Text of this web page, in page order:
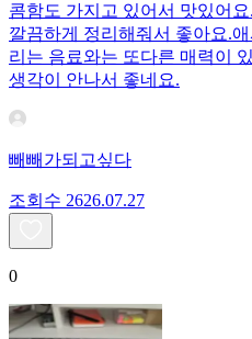
콤함도 가지고 있어서 맛있어
깔끔하게 정리해줘서 좋아요.
리는 음료와는 또다른 매력이
생각이 안나서 좋네요.
빼빼가되고싶다
조회수 2626.07.27
0